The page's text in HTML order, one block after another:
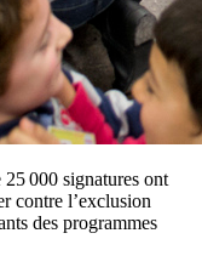
000 signatures ont
contre l’exclusion
des programmes